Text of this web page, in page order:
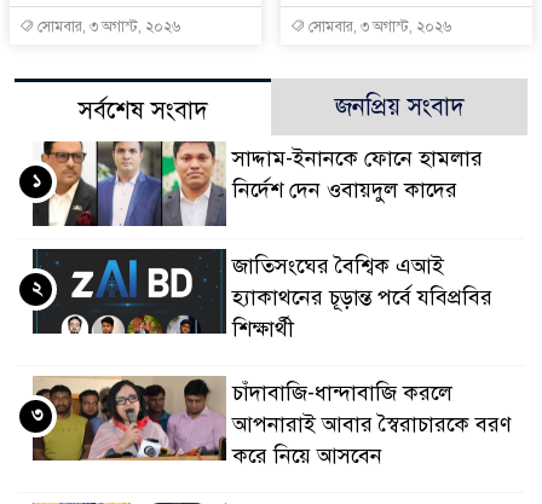
সোমবার, ৩ অগাস্ট, ২০২৬ সোমবার, ৩ অগাস্ট, ২০২৬
সর্বশেষ সংবাদ জনপ্রিয় সংবাদ
সাদ্দাম-ইনানকে ফোনে হামলার
নির্দেশ দেন ওবায়দুল কাদের
১
জাতিসংঘের বৈশ্বিক এআই
হ্যাকাথনের চূড়ান্ত পর্বে যবিপ্রবির
শিক্ষার্থী
২
চাঁদাবাজি-ধান্দাবাজি করলে
আপনারাই আবার স্বৈরাচারকে বরণ
করে নিয়ে আসবেন
৩